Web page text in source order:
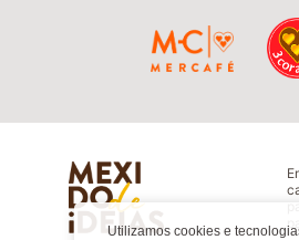
Utilizamos cookies e